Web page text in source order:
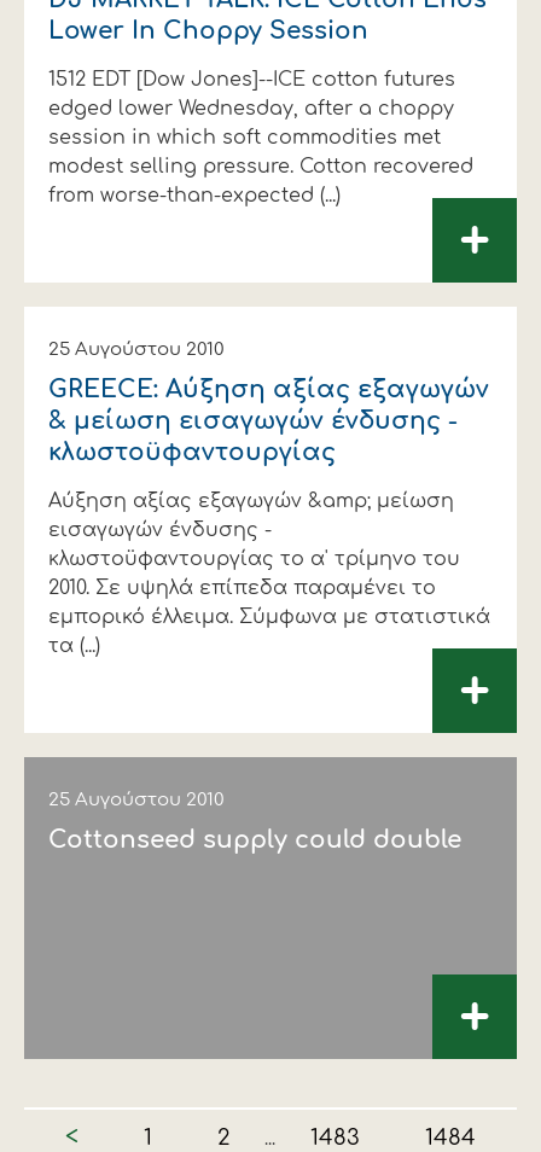
Lower In Choppy Session
1512 EDT [Dow Jones]--ICE cotton futures
edged lower Wednesday, after a choppy
session in which soft commodities met
modest selling pressure. Cotton recovered
from worse-than-expected (...)
+
25 Αυγούστου 2010
GREECE: Αύξηση αξίας εξαγωγών
& μείωση εισαγωγών ένδυσης -
κλωστοϋφαντουργίας
Αύξηση αξίας εξαγωγών &amp; μείωση
εισαγωγών ένδυσης -
κλωστοϋφαντουργίας το α' τρίμηνο του
2010. Σε υψηλά επίπεδα παραμένει το
εμπορικό έλλειμα. Σύμφωνα με στατιστικά
τα (...)
+
25 Αυγούστου 2010
Cottonseed supply could double
+
< 1 2 ... 1483 1484